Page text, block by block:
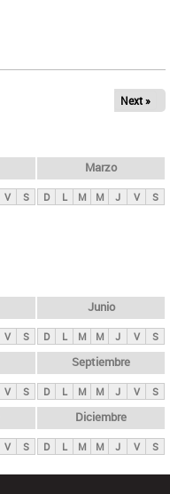
Next »
V S
Marzo
D L M M J V S
V S
Junio
D L M M J V S
V S
Septiembre
D L M M J V S
V S
Diciembre
D L M M J V S